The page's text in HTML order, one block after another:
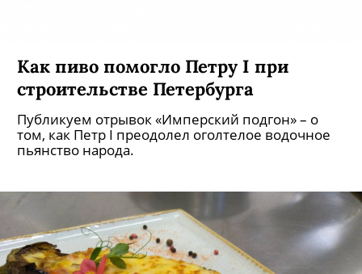
Как пиво помогло Петру I при
строительстве Петербурга
Публикуем отрывок «Имперский подгон» – о
том, как Петр I преодолел оголтелое водочное
пьянство народа.